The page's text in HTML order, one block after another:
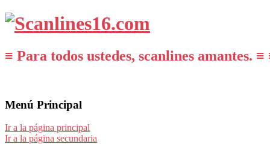
≡ Para todos ustedes, scanlines amantes. ≡
Menú Principal
Ir a la página principal
Ir a la página secundaria